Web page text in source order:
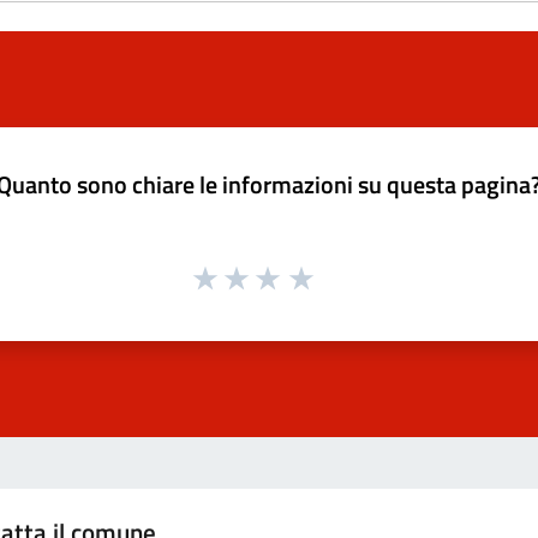
sono chiare le informazioni su questa